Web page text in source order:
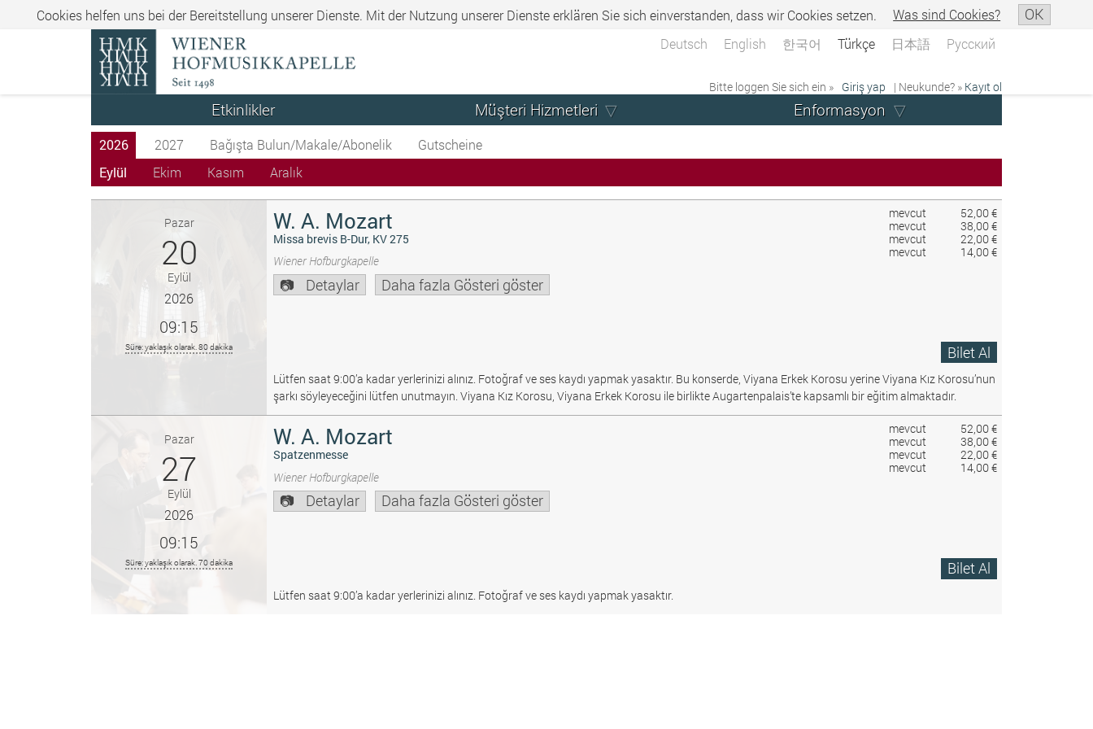
Cookies helfen uns bei der Bereitstellung unserer Dienste. Mit der Nutzung unserer Dienste erklären Sie sich einverstanden, dass wir Cookies setzen. Was sind Cookies? OK
Deutsch English 한국어 Türkçe 日本語 Русский
Bitte loggen Sie sich ein » Giriş yap | Neukunde? » Kayıt ol
Etkinlikler Müşteri Hizmetleri Enformasyon
2026 2027 Bağışta Bulun/Makale/Abonelik
Gutscheine
Eylül
Ekim Kasım Aralık
mevcut
52,00 €
mevcut
38,00 €
mevcut
22,00 €
mevcut
14,00 €
Pazar
20
Eylül
2026
09:15
Süre: yaklaşık olarak. 80 dakika
W. A. Mozart
Missa brevis B-Dur, KV 275
Wiener Hofburgkapelle
Detaylar Daha fazla Gösteri göster
Bilet Al
Lütfen saat 9:00’a kadar yerlerinizi alınız. Fotoğraf ve ses kaydı yapmak yasaktır. Bu konserde, Viyana Erkek Korosu yerine Viyana Kız Korosu’nun
şarkı söyleyeceğini lütfen unutmayın. Viyana Kız Korosu, Viyana Erkek Korosu ile birlikte Augartenpalais’te kapsamlı bir eğitim almaktadır.
mevcut
52,00 €
mevcut
38,00 €
mevcut
22,00 €
mevcut
14,00 €
Pazar
27
Eylül
2026
09:15
Süre: yaklaşık olarak. 70 dakika
W. A. Mozart
Spatzenmesse
Wiener Hofburgkapelle
Detaylar Daha fazla Gösteri göster
Bilet Al
Lütfen saat 9:00’a kadar yerlerinizi alınız. Fotoğraf ve ses kaydı yapmak yasaktır.